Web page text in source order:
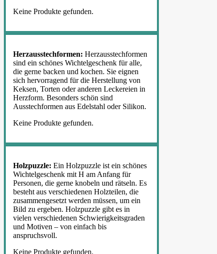
Keine Produkte gefunden.
Herzausstechformen: Herzausstechformen
sind ein schönes Wichtelgeschenk für alle,
die gerne backen und kochen. Sie eignen
sich hervorragend für die Herstellung von
Keksen, Torten oder anderen Leckereien in
Herzform. Besonders schön sind
Ausstechformen aus Edelstahl oder Silikon.
Keine Produkte gefunden.
Holzpuzzle: Ein Holzpuzzle ist ein schönes
Wichtelgeschenk mit H am Anfang für
Personen, die gerne knobeln und rätseln. Es
besteht aus verschiedenen Holzteilen, die
zusammengesetzt werden müssen, um ein
Bild zu ergeben. Holzpuzzle gibt es in
vielen verschiedenen Schwierigkeitsgraden
und Motiven – von einfach bis
anspruchsvoll.
Keine Produkte gefunden.